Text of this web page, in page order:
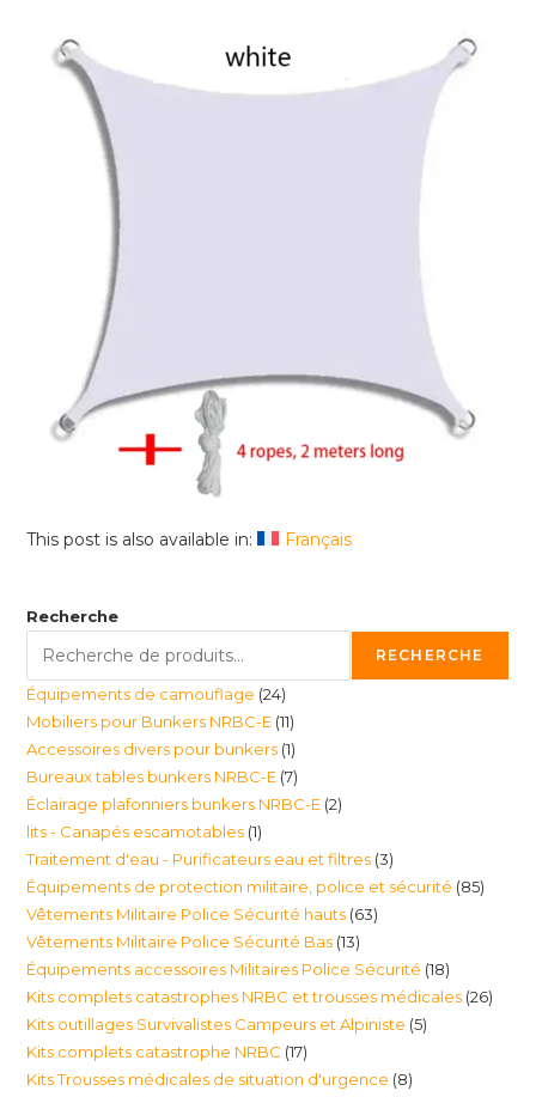
This post is also available in: Français
Recherche
RECHERCHE
Équipements de camouflage 2424
produits
Mobiliers pour Bunkers NRBC-E 1111
produits
Accessoires divers pour bunkers 11
produit
Bureaux tables bunkers NRBC-E 77
produits
Éclairage plafonniers bunkers NRBC-E 22
lits - Canapés escamotables 11
produit
Traitement d'eau - Purificateurs eau et filtres 33
produits
Équipements de protection militaire, police et sécurité 8585
Vêtements Militaire Police Sécurité hauts 6363
Vêtements Militaire Police Sécurité Bas 1313
produits
Équipements accessoires Militaires Police Sécurité 1818
produits
Kits complets catastrophes NRBC et trousses médicales 2626
Kits outillages Survivalistes Campeurs et Alpiniste 55
Kits complets catastrophe NRBC 1717
produits
Kits Trousses médicales de situation d'urgence 88